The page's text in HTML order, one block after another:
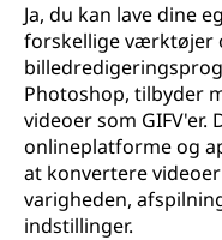
Ja, du kan lave dine
forskellige værktøjer
Photoshop, tilbyder
videoer som GIFV'er.
onlineplatforme og
at konvertere
varigheden,
indstillinger.